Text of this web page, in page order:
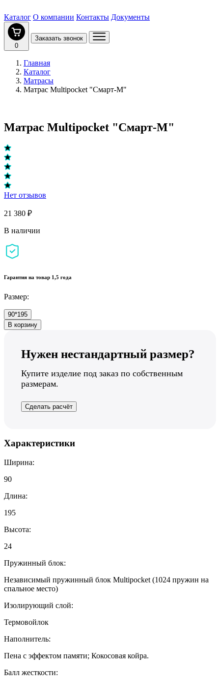
Каталог О компании Контакты Документы
0
Заказать звонок
Главная
Каталог
Матрасы
Матрас Multipocket "Смарт-M"
Матрас Multipocket "Смарт-M"
Нет отзывов
21 380 ₽
В наличии
Гарантия на товар 1,5 года
Размер:
90*195
В корзину
Нужен нестандартный размер?
Купите изделие под заказ по собственным
размерам.
Сделать расчёт
Характеристики
Ширина:
90
Длина:
195
Высота:
24
Пружинный блок:
Независимый пружинный блок Multipocket (1024 пружин на
спальное место)
Изолирующий слой:
Термовойлок
Наполнитель:
Пена с эффектом памяти; Кокосовая койра.
Балл жесткости: